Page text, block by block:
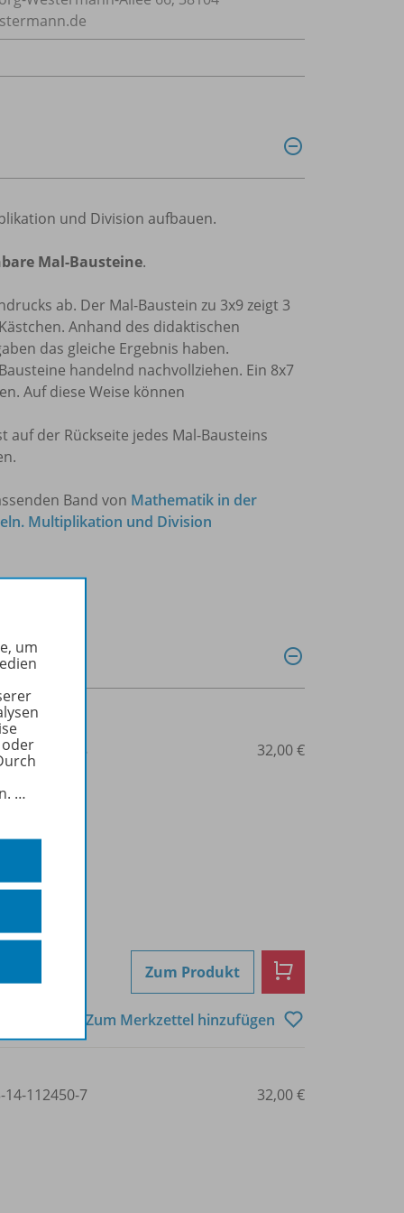
und Division aufbauen.
Mal-Bausteine.
ab. Der Mal-Baustein zu 3x9 zeigt 3
Anhand des didaktischen
das gleiche Ergebnis haben.
handelnd nachvollziehen. Ein 8x7
Auf diese Weise können
auf der Rückseite jedes Mal-Bausteins
Band von Mathematik in der
Multiplikation und Division
14-112440-8 32,00 €
Zum Produkt
Zum Merkzettel hinzufügen
14-112450-7 32,00 €
um
…